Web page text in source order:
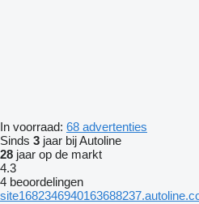
In voorraad: 68 advertenties
Sinds 3 jaar bij Autoline
28 jaar op de markt
4.3
4 beoordelingen